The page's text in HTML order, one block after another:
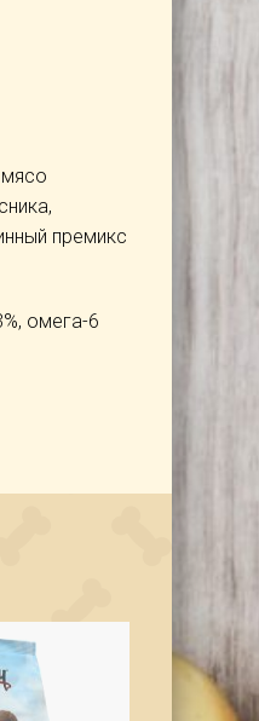
премикс
омега-6